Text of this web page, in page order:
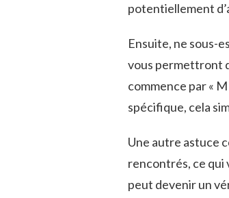
potentiellement
Ensuite, ne sous-
vous permettront
commence par «
spécifique, cela
Une autre astuce
rencontrés, ce qui
peut devenir un